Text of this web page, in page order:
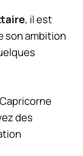
, il est
son ambition
des